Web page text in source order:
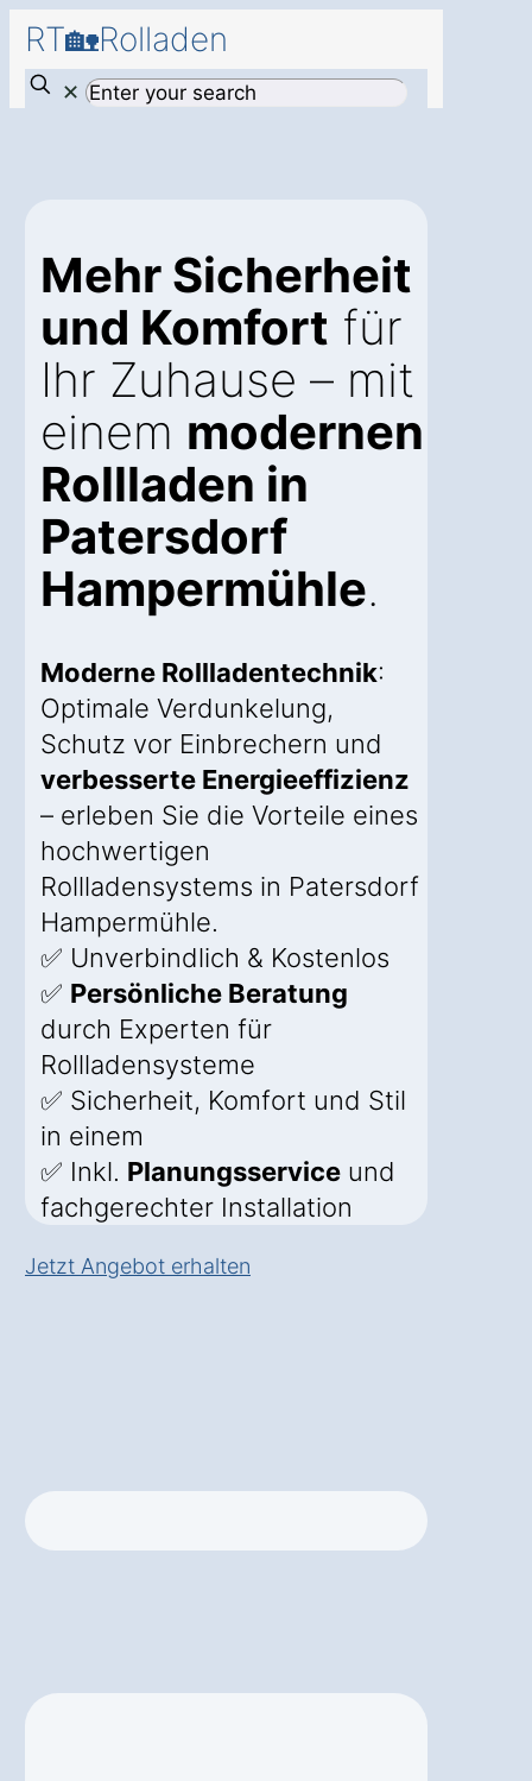
RT🏡Rolladen
✕
Mehr Sicherheit
und Komfort für
Ihr Zuhause – mit
einem modernen
Rollladen in
Patersdorf
Hampermühle.
Moderne Rollladentechnik:
Optimale Verdunkelung,
Schutz vor Einbrechern und
verbesserte Energieeffizienz
– erleben Sie die Vorteile eines
hochwertigen
Rollladensystems in Patersdorf
Hampermühle.
✅ Unverbindlich & Kostenlos
✅ Persönliche Beratung
durch Experten für
Rollladensysteme
✅ Sicherheit, Komfort und Stil
in einem
✅ Inkl. Planungsservice und
fachgerechter Installation
Jetzt Angebot erhalten